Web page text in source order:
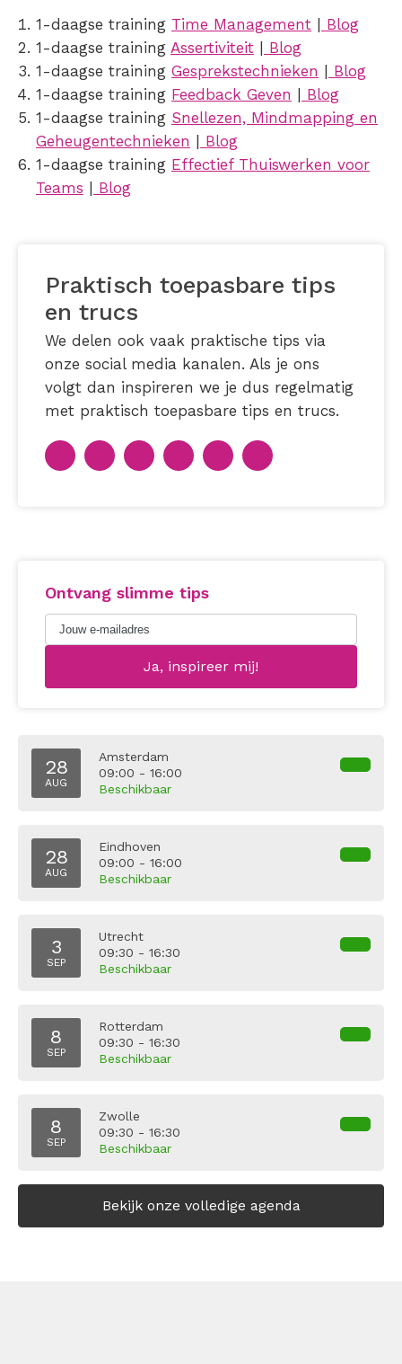
1-daagse training Time Management
Blog
1-daagse training Assertiviteit
Blog
1-daagse training Gesprekstechnieken
Blog
1-daagse training Feedback Geven
Blog
1-daagse training Snellezen, Mindmapping en
Geheugentechnieken
Blog
1-daagse training Effectief Thuiswerken voor
Teams
Blog
Praktisch toepasbare tips
en trucs
We delen ook vaak praktische tips via
onze social media kanalen. Als je ons
volgt dan inspireren we je dus regelmatig
met praktisch toepasbare tips en trucs.
Ontvang slimme tips
28
AUG
Amsterdam
09:00 - 16:00
Beschikbaar
28
AUG
Eindhoven
09:00 - 16:00
Beschikbaar
3
SEP
Utrecht
09:30 - 16:30
Beschikbaar
8
SEP
Rotterdam
09:30 - 16:30
Beschikbaar
8
SEP
Zwolle
09:30 - 16:30
Beschikbaar
Bekijk onze volledige agenda